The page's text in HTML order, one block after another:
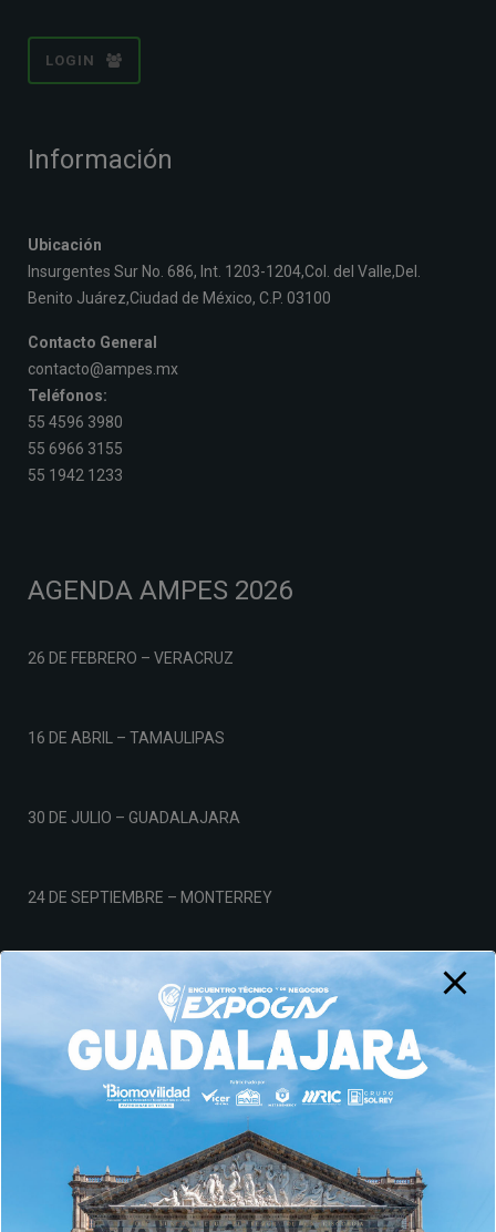
LOGIN
Información
Ubicación
Insurgentes Sur No. 686, Int. 1203-1204,Col. del Valle,Del.
Benito Juárez,Ciudad de México, C.P. 03100
Contacto General
contacto@ampes.mx
Teléfonos:
55 4596 3980
55 6966 3155
55 1942 1233
AGENDA AMPES 2026
26 DE FEBRERO – VERACRUZ
16 DE ABRIL – TAMAULIPAS
30 DE JULIO – GUADALAJARA
24 DE SEPTIEMBRE – MONTERREY
Aviso de Privacidad